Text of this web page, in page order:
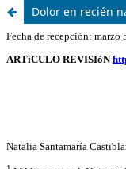
Dolor en recién